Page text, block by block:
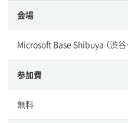
会場
Microsoft Base Shibuya （渋
参加費
無料